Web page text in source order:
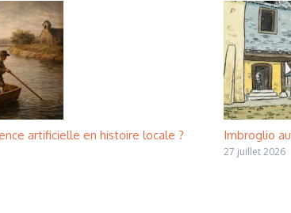
artificielle en histoire locale ? Imbroglio
27 juillet 2026